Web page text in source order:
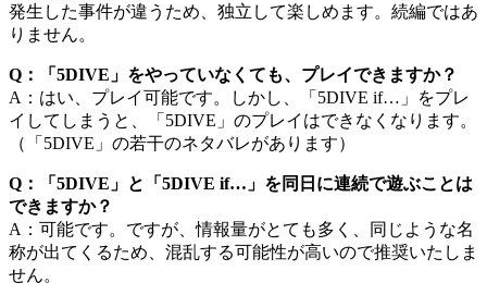
発生した事件が違うため、独立して楽しめます。続編ではあ
りません。
Q：「5DIVE」をやっていなくても、プレイできますか？
A：はい、プレイ可能です。しかし、「5DIVE if…」をプレ
イしてしまうと、「5DIVE」のプレイはできなくなります。
（「5DIVE」の若干のネタバレがあります）
Q：「5DIVE」と「5DIVE if…」を同日に連続で遊ぶことは
できますか？
A：可能です。ですが、情報量がとても多く、同じような名
称が出てくるため、混乱する可能性が高いので推奨いたしま
せん。